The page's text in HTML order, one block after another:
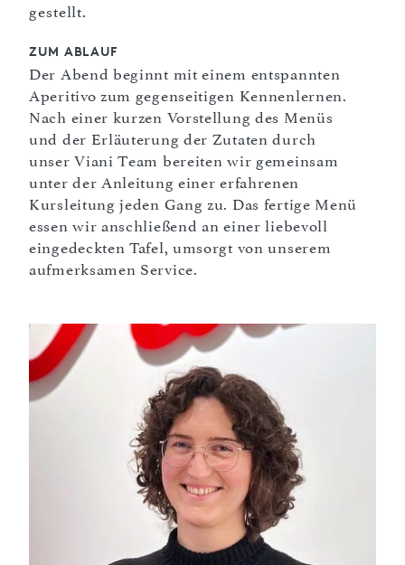
gestellt.
ZUM ABLAUF
Der Abend beginnt mit einem entspannten
Aperitivo zum gegenseitigen Kennenlernen.
Nach einer kurzen Vorstellung des Menüs
und der Erläuterung der Zutaten durch
unser Viani Team bereiten wir gemeinsam
unter der Anleitung einer erfahrenen
Kursleitung jeden Gang zu. Das fertige Menü
essen wir anschließend an einer liebevoll
eingedeckten Tafel, umsorgt von unserem
aufmerksamen Service.